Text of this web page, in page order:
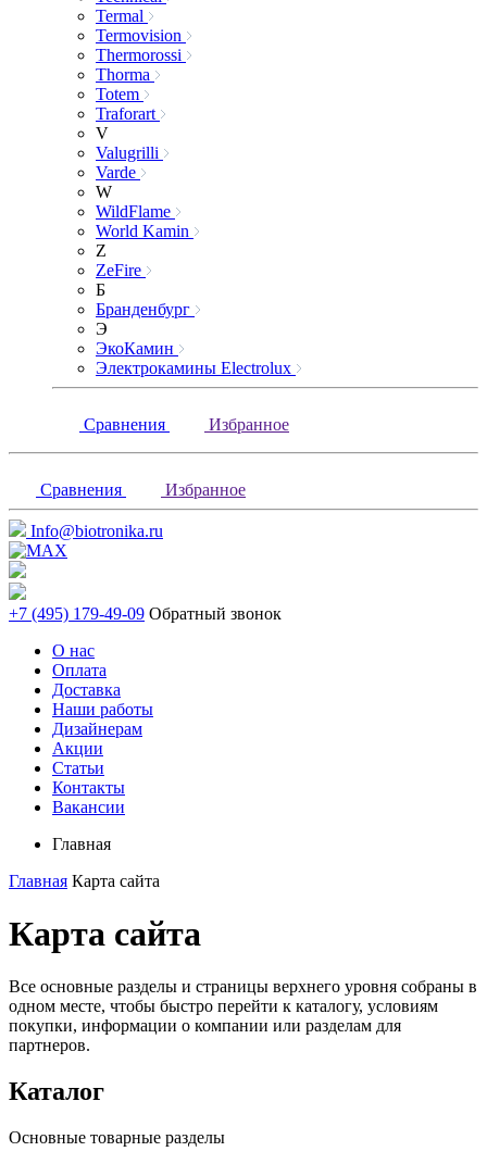
Termal
Termovision
Thermorossi
Thorma
Totem
Traforart
V
Valugrilli
Varde
W
WildFlame
World Kamin
Z
ZeFire
Б
Бранденбург
Э
ЭкоКамин
Электрокамины Electrolux
Сравнения Избранное
Сравнения Избранное
Info@biotronika.ru
+7 (495) 179-49-09 Обратный звонок
О нас
Оплата
Доставка
Наши работы
Дизайнерам
Акции
Статьи
Контакты
Вакансии
Главная
Главная Карта сайта
Карта сайта
Все основные разделы и страницы верхнего уровня собраны в
одном месте, чтобы быстро перейти к каталогу, условиям
покупки, информации о компании или разделам для
партнеров.
Каталог
Основные товарные разделы